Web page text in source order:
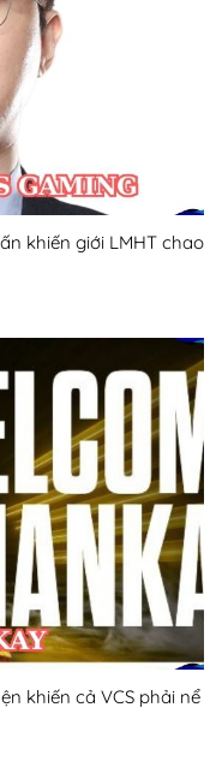
khiến giới LMHT chao
khiến cả VCS phải nể